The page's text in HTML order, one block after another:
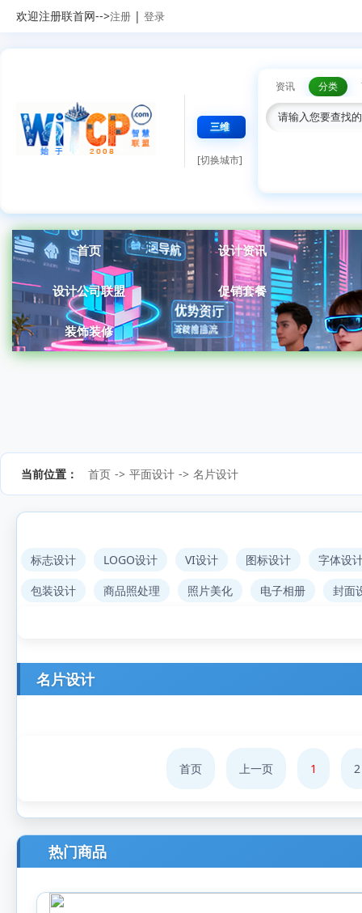
欢迎注册联首网-->注册 | 登录
三维
[切换城市]
资讯 分类
首页 设计资讯
设计公司联盟 促销套餐
装饰装修
当前位置： 首页 -> 平面设计 -> 名片设计
标志设计 LOGO设计 VI设计 图标设计
字体设
包装设计
商品照处理 照片美化 电子相册 封面
名片设计
首页 上一页 1 2
热门商品